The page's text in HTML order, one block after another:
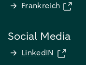
Frankreich
Social Media
LinkedIN